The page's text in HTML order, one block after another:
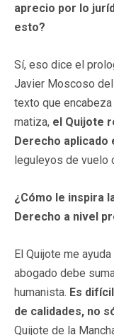
aprecio por lo
esto?
Sí, eso dice el
Javier Moscoso
texto que
matiza, el Quijote
Derecho aplicado
leguleyos de vuelo
¿Cómo le inspira
Derecho a nivel
El Quijote me
abogado debe
humanista. Es
de calidades, no
Quijote de la